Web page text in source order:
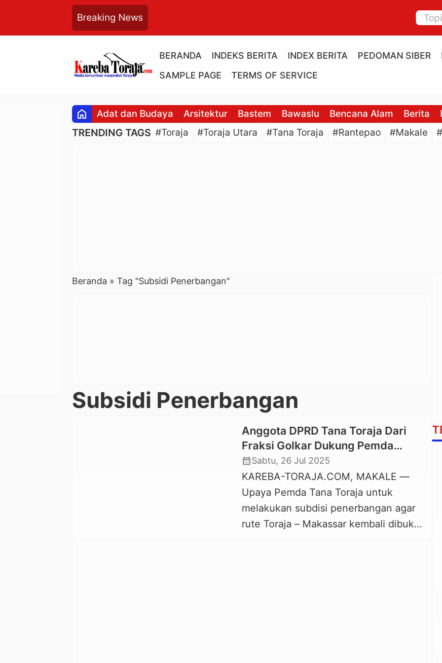
Breaking News
BERANDA INDEKS BERITA INDEX BERITA PEDOMAN SIBER
SAMPLE PAGE
TERMS OF SERVICE
home Adat dan Budaya Arsitektur Bastem Bawaslu Bencana Alam Berita
TRENDING TAGS #Toraja #Toraja Utara #Tana Toraja #Rantepao #Makale
Beranda » Tag "Subsidi Penerbangan"
Subsidi Penerbangan
Anggota DPRD Tana Toraja Dari
Fraksi Golkar Dukung Pemda
Subsidi Penerbangan Makassar-
Toraja
calendar_monthSabtu, 26 Jul 2025
KAREBA-TORAJA.COM, MAKALE —
Upaya Pemda Tana Toraja untuk
melakukan subdisi penerbangan agar
rute Toraja – Makassar kembali dibuka